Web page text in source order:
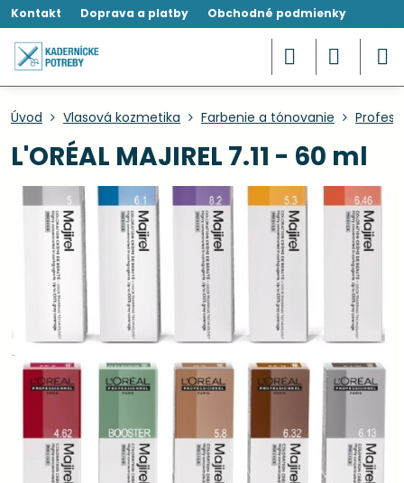
Kontakt Doprava a platby Obchodné podmienky
Úvod Vlasová kozmetika Farbenie a tónovanie
L'ORÉAL MAJIREL 7.11 - 60 ml